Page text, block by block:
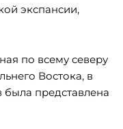
экспансии,
по всему северу
Востока, в
была представлена